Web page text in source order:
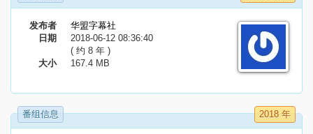
发布者
华盟字幕社
日期
2018-06-12 08:36:40
( 约 8 年 )
大小
167.4 MB
番组信息 2018 年